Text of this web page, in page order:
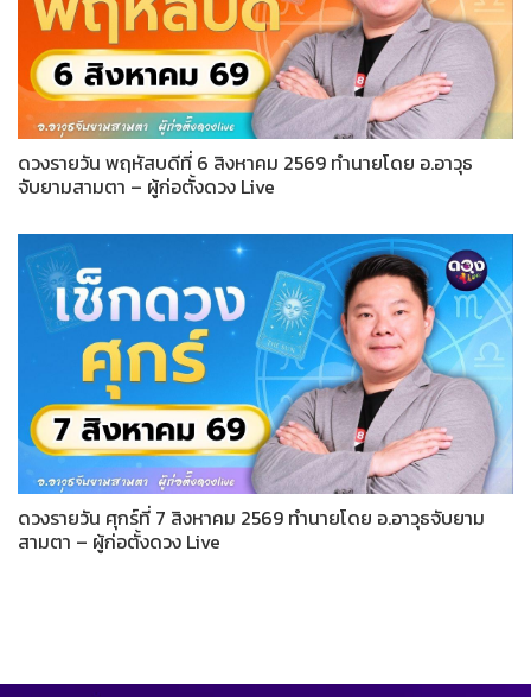
ดวงรายวัน พฤหัสบดีที่ 6 สิงหาคม 2569 ทำนายโดย อ.อาวุธ
จับยามสามตา – ผู้ก่อตั้งดวง Live
ดวงรายวัน ศุกร์ที่ 7 สิงหาคม 2569 ทำนายโดย อ.อาวุธจับยาม
สามตา – ผู้ก่อตั้งดวง Live